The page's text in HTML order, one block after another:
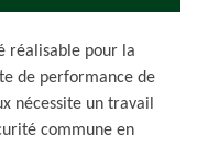
réalisable pour la
de performance de
nécessite un travail
commune en